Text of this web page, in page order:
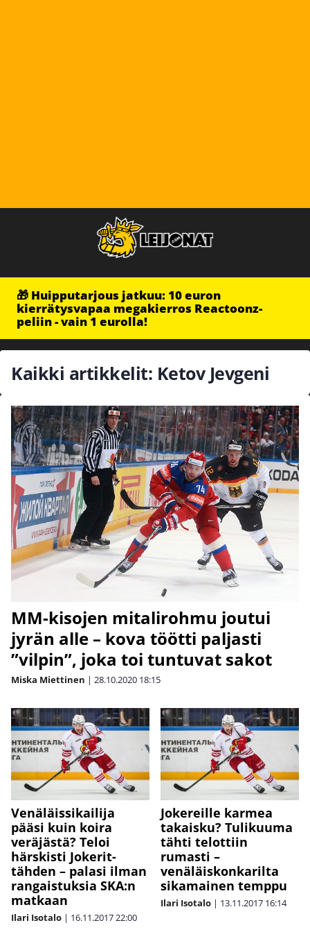
🎁 Huipputarjous jatkuu: 10 euron
kierrätysvapaa megakierros Reactoonz-
peliin - vain 1 eurolla!
Kaikki artikkelit: Ketov Jevgeni
MM-kisojen mitalirohmu joutui
jyrän alle – kova töötti paljasti
”vilpin”, joka toi tuntuvat sakot
Miska Miettinen | 28.10.2020 18:15
Venäläissikailija
pääsi kuin koira
veräjästä? Teloi
härskisti Jokerit-
tähden – palasi ilman
rangaistuksia SKA:n
matkaan
Ilari Isotalo | 16.11.201722:00
Jokereille karmea
takaisku? Tulikuuma
tähti telottiin
rumasti –
venäläiskonkarilta
sikamainen temppu
Ilari Isotalo | 13.11.2017 16:14